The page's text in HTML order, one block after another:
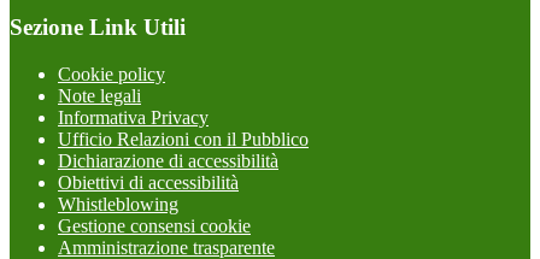
Sezione Link Utili
Cookie policy
Note legali
Informativa Privacy
Ufficio Relazioni con il Pubblico
Dichiarazione di accessibilità
Obiettivi di accessibilità
Whistleblowing
Gestione consensi cookie
Amministrazione trasparente